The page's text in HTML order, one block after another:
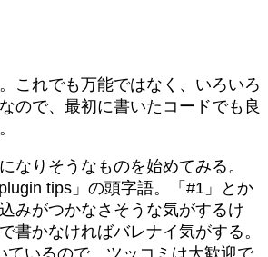
これでも万能ではなく、いろいろ
ので、最初に書いたコードでも良
なりそうなものを始めてみる。
tips」の頭字語。「#1」とか
みがつかなさそうな気がするけ
書かなければバレナイ気がする。